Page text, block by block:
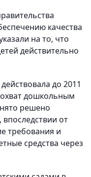
качества
на то, что
действительно
до 2011
дошкольным
решено
от
требования и
средства через